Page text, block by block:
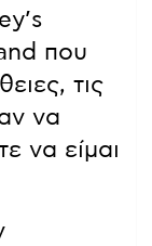
που
τις
να
να είμαι